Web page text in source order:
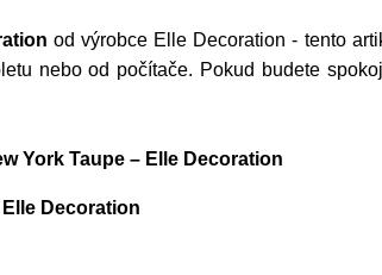
od výrobce Elle Decoration - tento
nebo od počítače. Pokud budete
York Taupe – Elle Decoration
Decoration